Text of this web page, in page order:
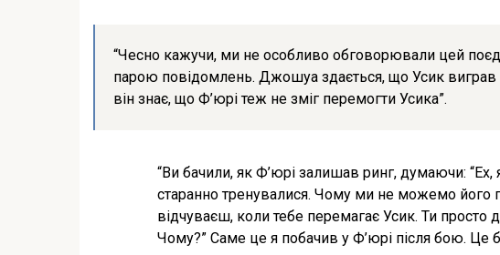
“Чесно кажучи, ми не особливо обговорювали цей
парою повідомлень. Джошуа здається, що Усик
він знає, що Ф’юрі теж не зміг перемогти Усика”.
“Ви бачили, як Ф’юрі залишав ринг, думаючи:
старанно тренувалися. Чому ми не можемо його
відчуваєш, коли тебе перемагає Усик. Ти просто
Чому?” Саме це я побачив у Ф’юрі після бою. Це